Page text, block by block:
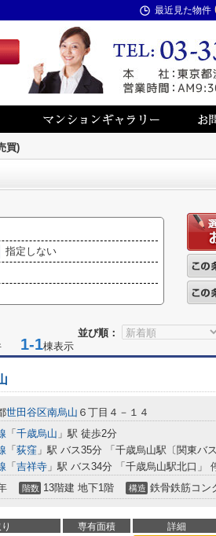
最近見た物件
買)
指定しない
並び順：
1-1棟表示
世田谷区南烏山 ６丁目４－１４
「 千歳烏山 」駅 徒歩2分
「 荻窪 」駅 バス35分 「千歳烏山駅〔関東バ
「 吉祥寺 」駅 バス34分 「千歳烏山駅北口」
階数 13階建 地下1階 構造 鉄骨鉄筋コン
専有面積 詳細